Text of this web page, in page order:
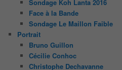
Sondage Koh Lanta 2016
Face à la Bande
Sondage Le Maillon Faible
Portrait
Bruno Guillon
Cécilie Conhoc
Christophe Dechavanne